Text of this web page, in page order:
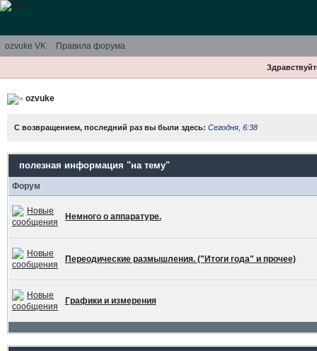
ozvuke VK Правила форума
ozvuke
С возвращением, последний раз вы были здесь: Сегодня, 6:38
полезная информация "на тему"
Форум
Немного о аппаратуре.
Переодические размышления. ("Итоги года" и прочее)
Графики и измерения